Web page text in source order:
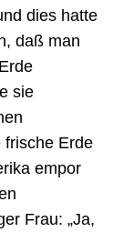
dies hatte
daß man
sie
frische Erde
empor
Frau: „Ja,